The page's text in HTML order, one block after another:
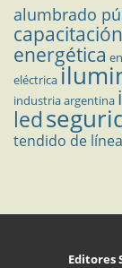
alumbrado
capacitación
energética
eléctrica
industria argentina
led
tendido de
Editores